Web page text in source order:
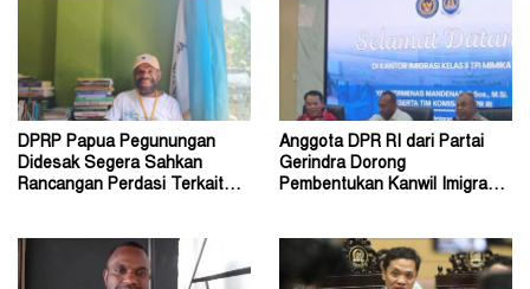
DPRP Papua Pegunungan
Didesak Segera Sahkan
Rancangan Perdasi Terkait
Anggota DPR RI dari Partai
Gerindra Dorong
Pembentukan Kanwil Imigrasi